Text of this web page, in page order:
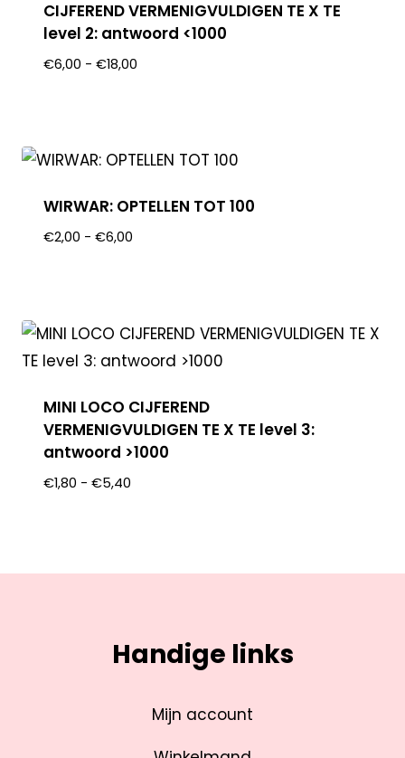
CIJFEREND VERMENIGVULDIGEN TE X TE
level 2: antwoord <1000
€6,00 - €18,00
WIRWAR: OPTELLEN TOT 100
€2,00 - €6,00
MINI LOCO CIJFEREND
VERMENIGVULDIGEN TE X TE level 3:
antwoord >1000
€1,80 - €5,40
Handige links
Mijn account